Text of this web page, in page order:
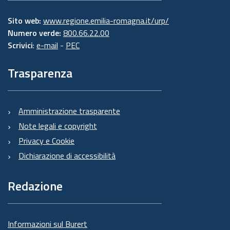
Sito web: www.regione.emilia-romagna.it/urp/
Numero verde: 800.66.22.00
Scrivici: e-mail - PEC
Trasparenza
Amministrazione trasparente
Note legali e copyright
Privacy e Cookie
Dichiarazione di accessibilità
Redazione
Informazioni sul Burert